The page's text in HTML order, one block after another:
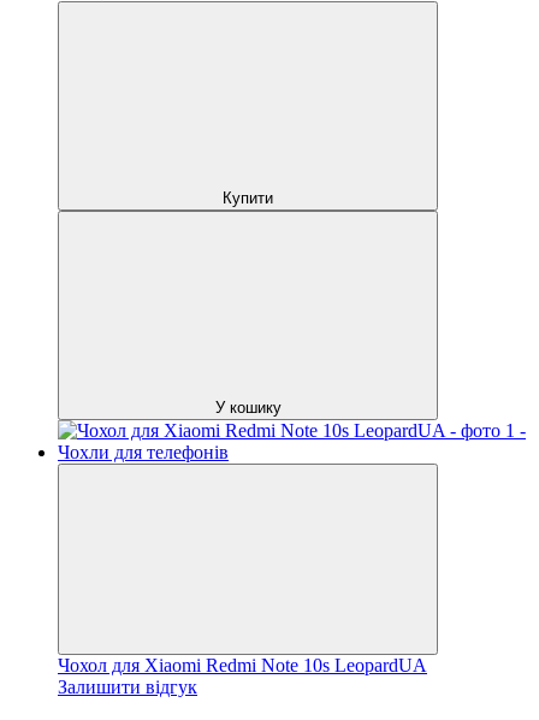
Купити
У кошику
Чохол для Xiaomi Redmi Note 10s LeopardUA
Залишити відгук